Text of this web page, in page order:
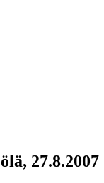
27.8.2007